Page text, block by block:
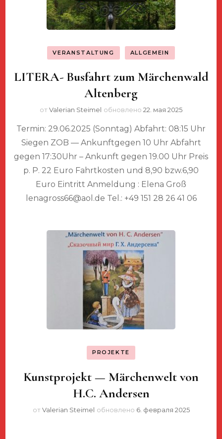
VERANSTALTUNG ALLGEMEIN
LITERA- Busfahrt zum Märchenwald
Altenberg
отValerian Steimel обновлено 22. мая 2025
Termin: 29.06.2025 (Sonntag) Abfahrt: 08:15 Uhr
Siegen ZOB — Ankunftgegen 10 Uhr Abfahrt
gegen 17:30Uhr – Ankunft gegen 19.00 Uhr Preis
p. P. 22 Euro Fahrtkosten und 8,90 bzw.6,90
Euro Eintritt Anmeldung : Elena Groß
lenagross66@aol.de Tel.: +49 151 28 26 41 06
PROJEKTE
Kunstprojekt — Märchenwelt von
H.C. Andersen
отValerian Steimel обновлено 6. февраля 2025